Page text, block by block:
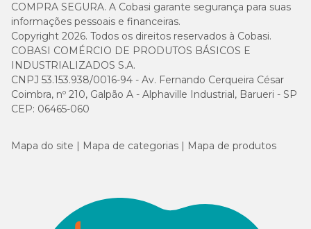
COMPRA SEGURA. A Cobasi garante segurança para suas
informações pessoais e financeiras.
Copyright 2026. Todos os direitos reservados à Cobasi.
COBASI COMÉRCIO DE PRODUTOS BÁSICOS E
INDUSTRIALIZADOS S.A.
CNPJ 53.153.938/0016-94 - Av. Fernando Cerqueira César
Coimbra, nº 210, Galpão A - Alphaville Industrial, Barueri - SP
CEP: 06465-060
Mapa do site Mapa de categorias Mapa de produtos